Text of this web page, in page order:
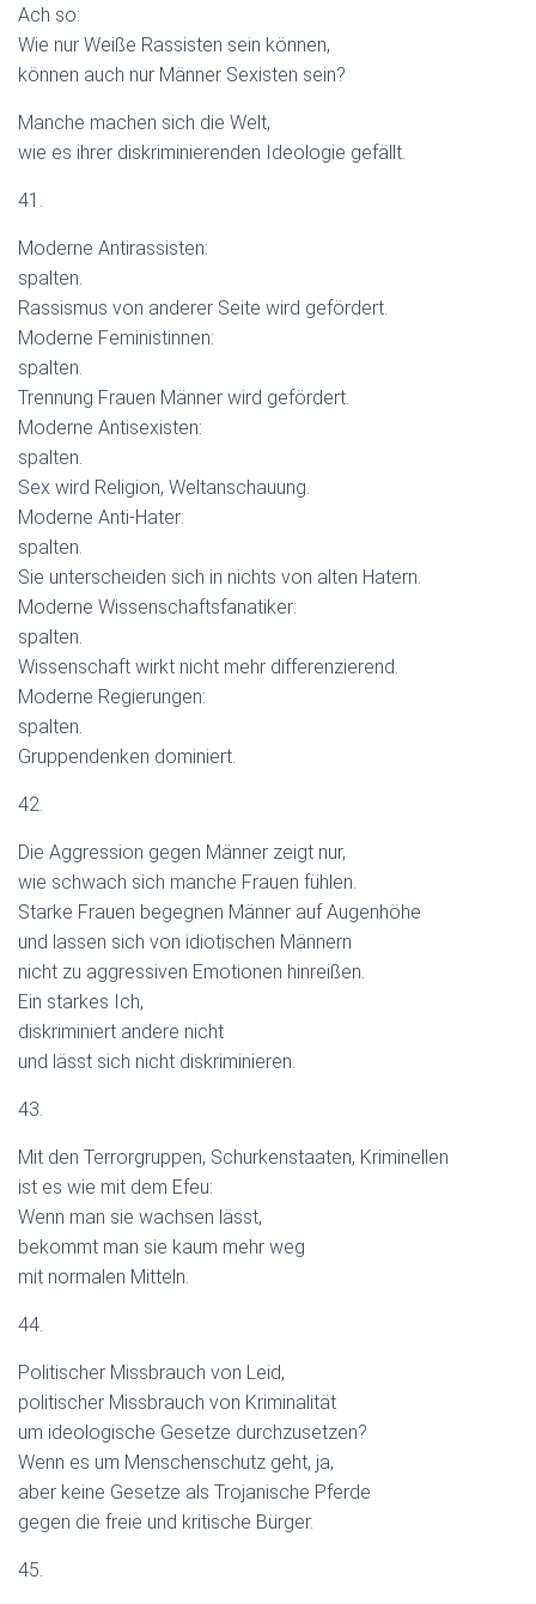
Ach so:
Wie nur Weiße Rassisten sein können,
können auch nur Männer Sexisten sein?
Manche machen sich die Welt,
wie es ihrer diskriminierenden Ideologie gefällt.
41.
Moderne Antirassisten:
spalten.
Rassismus von anderer Seite wird gefördert.
Moderne Feministinnen:
spalten.
Trennung Frauen Männer wird gefördert.
Moderne Antisexisten:
spalten.
Sex wird Religion, Weltanschauung.
Moderne Anti-Hater:
spalten.
Sie unterscheiden sich in nichts von alten Hatern.
Moderne Wissenschaftsfanatiker:
spalten.
Wissenschaft wirkt nicht mehr differenzierend.
Moderne Regierungen:
spalten.
Gruppendenken dominiert.
42.
Die Aggression gegen Männer zeigt nur,
wie schwach sich manche Frauen fühlen.
Starke Frauen begegnen Männer auf Augenhöhe
und lassen sich von idiotischen Männern
nicht zu aggressiven Emotionen hinreißen.
Ein starkes Ich,
diskriminiert andere nicht
und lässt sich nicht diskriminieren.
43.
Mit den Terrorgruppen, Schurkenstaaten, Kriminellen
ist es wie mit dem Efeu:
Wenn man sie wachsen lässt,
bekommt man sie kaum mehr weg
mit normalen Mitteln.
44.
Politischer Missbrauch von Leid,
politischer Missbrauch von Kriminalität
um ideologische Gesetze durchzusetzen?
Wenn es um Menschenschutz geht, ja,
aber keine Gesetze als Trojanische Pferde
gegen die freie und kritische Bürger.
45.